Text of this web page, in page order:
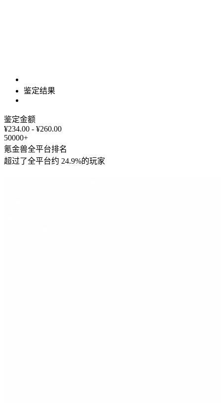
鉴定结果
鉴定金额
¥234.00 - ¥260.00
50000+
氪金兽全平台排名
超过了全平台约 24.9%的玩家